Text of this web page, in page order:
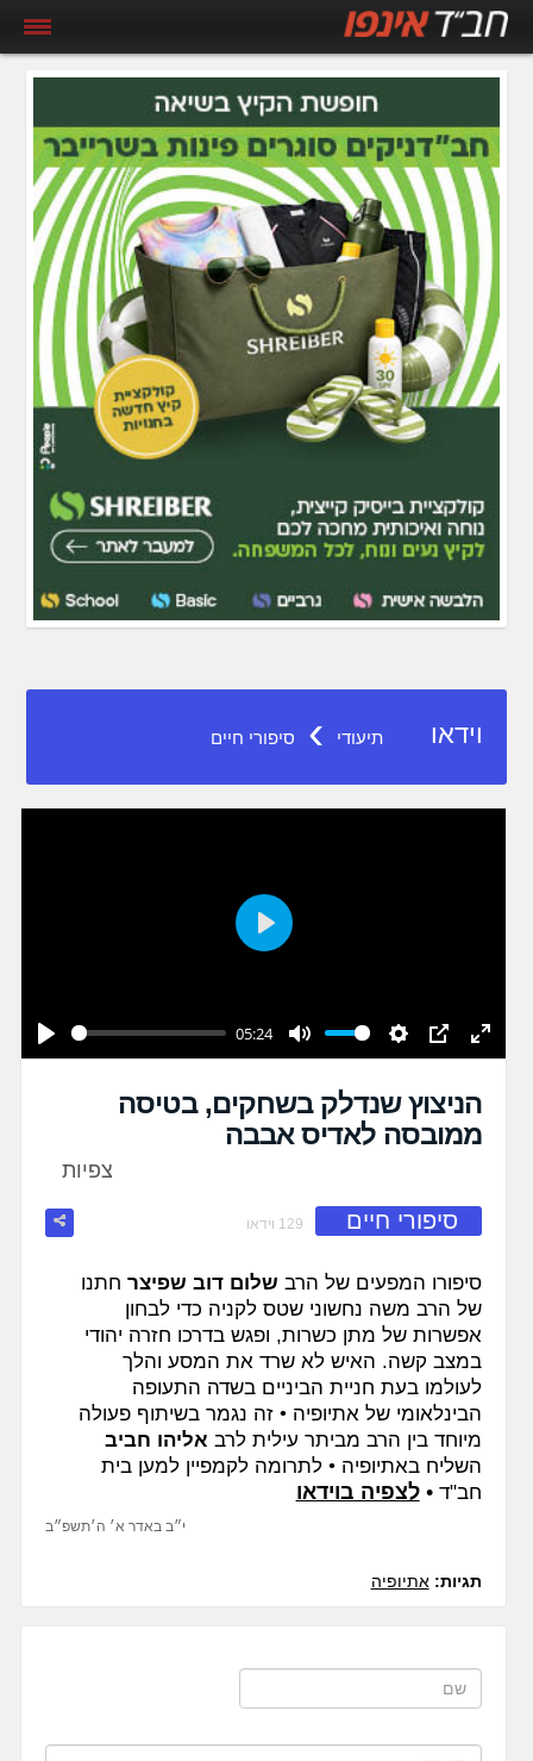
וידאו תיעודי › סיפורי חיים
Play
05:24
Mute Settings PIPEnter
fullscreen
Play
הניצוץ שנדלק בשחקים, בטיסה
ממובסה לאדיס אבבה
צפיות
סיפורי חיים 129 וידאו
סיפורו המפעים של הרב שלום דוב שפיצר חתנו
של הרב משה נחשוני שטס לקניה כדי לבחון
אפשרות של מתן כשרות, ופגש בדרכו חזרה יהודי
במצב קשה. האיש לא שרד את המסע והלך
לעולמו בעת חניית הביניים בשדה התעופה
הבינלאומי של אתיופיה • זה נגמר בשיתוף פעולה
מיוחד בין הרב מביתר עילית לרב אליהו חביב
השליח באתיופיה •לתרומה לקמפיין למען בית
חב"ד •לצפיה בוידאו
י״ב באדר א׳ ה׳תשפ״ב
תגיות:אתיופיה